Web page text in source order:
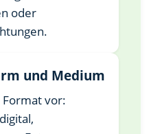
oder
und Medium
Format vor: